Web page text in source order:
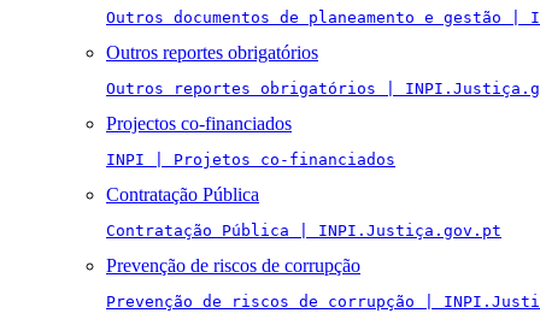
Outros documentos de planeamento e gestão
Outros reportes obrigatórios
Outros reportes obrigatórios |
Projectos co-financiados
INPI | Projetos co-financiados
Contratação Pública
Contratação Pública | INPI.Justiça.gov.pt
Prevenção de riscos de corrupção
Prevenção de riscos de corrupção |